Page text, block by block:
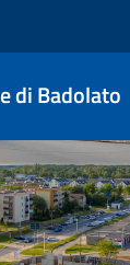
di Badolato